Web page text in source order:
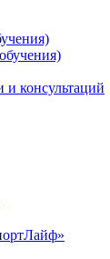
и консультаций